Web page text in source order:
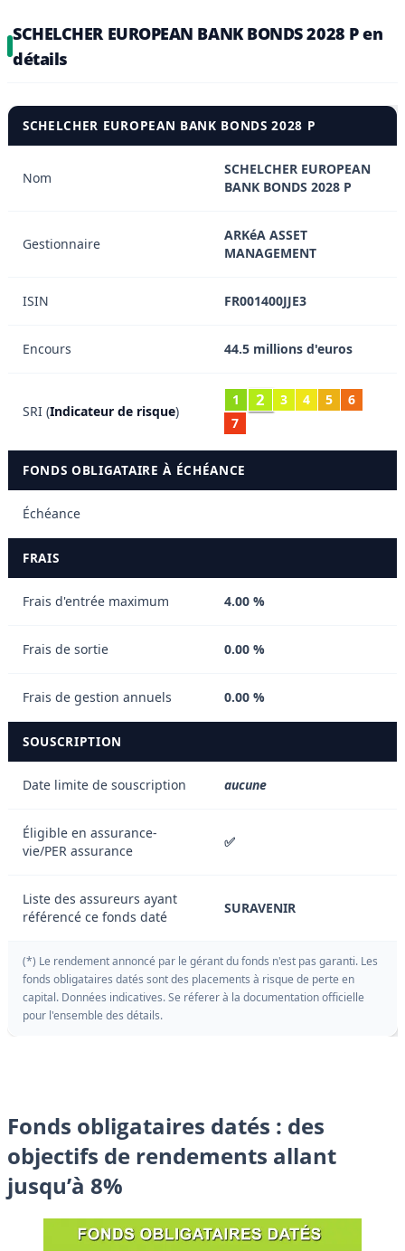
SCHELCHER EUROPEAN BANK BONDS 2028 P en
détails
SCHELCHER EUROPEAN BANK BONDS 2028 P
Nom
SCHELCHER EUROPEAN
BANK BONDS 2028 P
Gestionnaire
ARKéA ASSET
MANAGEMENT
ISIN FR001400JJE3
Encours 44.5 millions d'euros
SRI (Indicateur de risque)
1 2 3 4 5
6
7
FONDS OBLIGATAIRE À ÉCHÉANCE
Échéance
FRAIS
Frais d'entrée maximum 4.00 %
Frais de sortie 0.00 %
Frais de gestion annuels 0.00 %
SOUSCRIPTION
Date limite de souscription aucune
Éligible en assurance-
vie/PER assurance
✅
Liste des assureurs ayant
référencé ce fonds daté
SURAVENIR
(*) Le rendement annoncé par le gérant du fonds n'est pas garanti. Les
fonds obligataires datés sont des placements à risque de perte en
capital. Données indicatives. Se réferer à la documentation officielle
pour l'ensemble des détails.
Fonds obligataires datés : des
objectifs de rendements allant
jusqu’à 8%